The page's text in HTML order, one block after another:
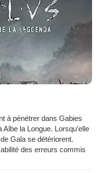
à pénétrer dans Gabies
la Longue. Lorsqu’elle
Gala se détériorent.
des erreurs commis